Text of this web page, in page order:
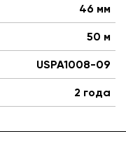
46 мм
50 м
USPA1008-09
2 года